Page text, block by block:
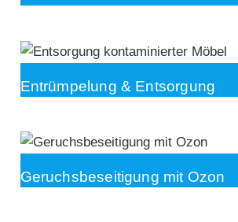
Entrümpelung & Entsorgung
Geruchsbeseitigung mit Ozon